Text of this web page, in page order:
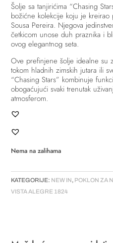
Šolje sa tanjirićima “Chasing
božićne kolekcije koju je kreirao
Sousa Pereira. Njegova
četkicom unose duh praznika i
ovog elegantnog seta.
Ove prefinjene šolje idealne su
tokom hladnih zimskih jutara ili
“Chasing Stars” kombinuje
obogaćujući svaki trenutak
atmosferom.
Nema na zalihama
KATEGORIJE: NEW IN, POKLON ZA
VISTA ALEGRE 1824